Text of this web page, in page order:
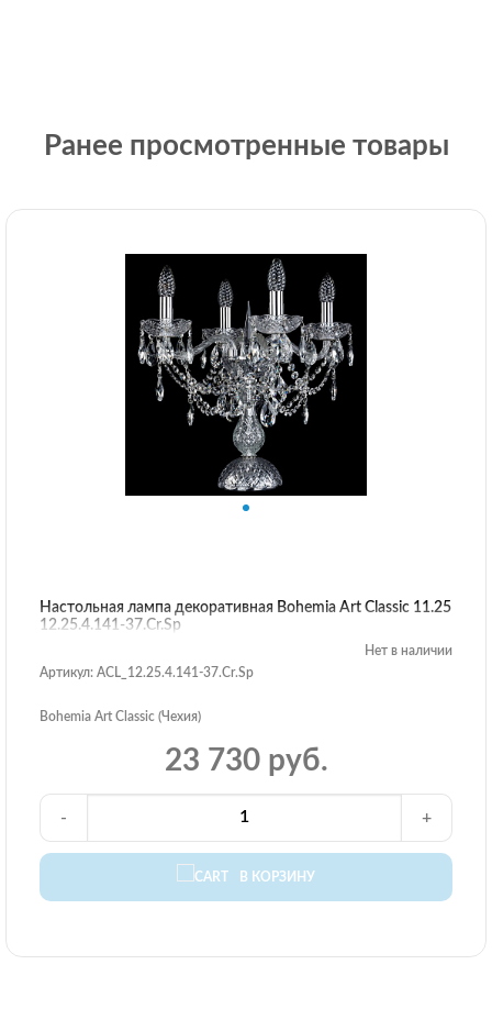
Ранее просмотренные товары
Настольная лампа декоративная Bohemia Art Classic 11.25
12.25.4.141-37.Cr.Sp
Нет в наличии
Артикул: ACL_12.25.4.141-37.Cr.Sp
Bohemia Art Classic (Чехия)
23 730 руб.
В КОРЗИНУ
- +